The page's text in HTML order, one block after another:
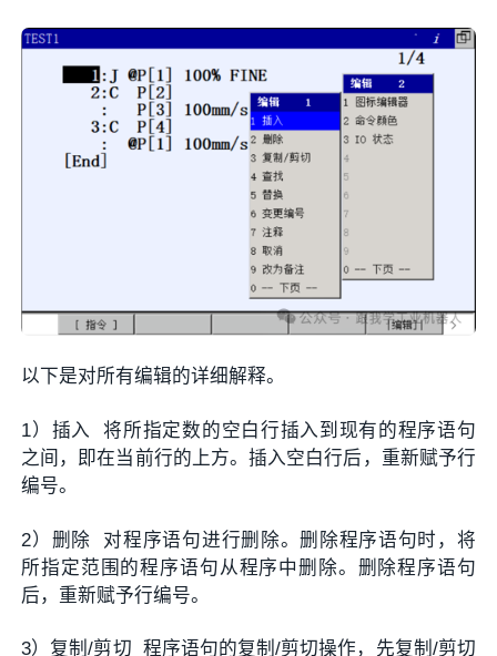
以下是对所有编辑的详细解释。
1）插入 将所指定数的空白行插入到现有的程序语句
之间，即在当前行的上方。插入空白行后，重新赋予行
编号。
2）删除 对程序语句进行删除。删除程序语句时，将
所指定范围的程序语句从程序中删除。删除程序语句
后，重新赋予行编号。
3）复制/剪切 程序语句的复制/剪切操作，先复制/剪切